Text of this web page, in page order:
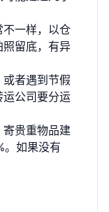
不一样，以仓
留底，有异
者遇到节假
运公司要分运
寄贵重物品建
。如果没有